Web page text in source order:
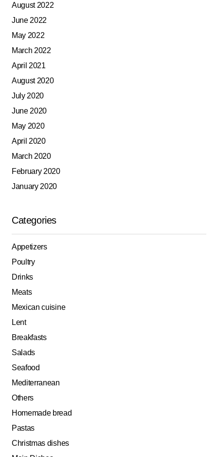
August 2022
June 2022
May 2022
March 2022
April 2021
August 2020
July 2020
June 2020
May 2020
April 2020
March 2020
February 2020
January 2020
Categories
Appetizers
Poultry
Drinks
Meats
Mexican cuisine
Lent
Breakfasts
Salads
Seafood
Mediterranean
Others
Homemade bread
Pastas
Christmas dishes